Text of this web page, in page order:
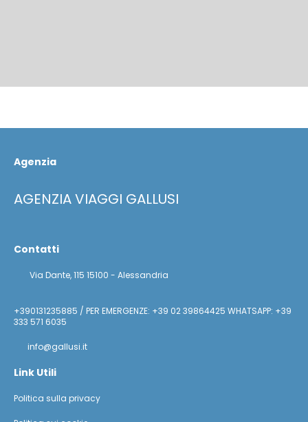
Agenzia
AGENZIA VIAGGI GALLUSI
Contatti
Via Dante, 115 15100 - Alessandria
+390131235885 / PER EMERGENZE: +39 02 39864425 WHATSAPP: +39
333 571 6035
info@gallusi.it
Link Utili
Politica sulla privacy